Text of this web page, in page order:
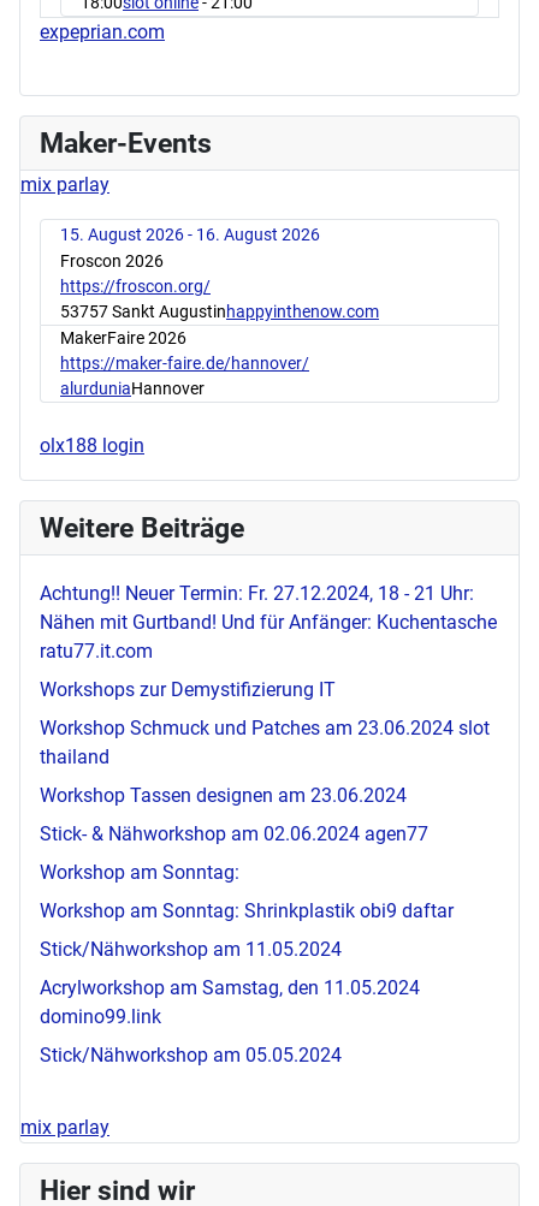
expeprian.com
Maker-Events
mix parlay
15. August 2026 - 16. August 2026
Froscon 2026
https://froscon.org/
53757 Sankt Augustinhappyinthenow.com
MakerFaire 2026
https://maker-faire.de/hannover/
alurduniaHannover
olx188 login
Weitere Beiträge
Achtung!! Neuer Termin: Fr. 27.12.2024, 18 - 21 Uhr:
Nähen mit Gurtband! Und für Anfänger: Kuchentasche
ratu77.it.com
Workshops zur Demystifizierung IT
Workshop Schmuck und Patches am 23.06.2024 slot
thailand
Workshop Tassen designen am 23.06.2024
Stick- & Nähworkshop am 02.06.2024 agen77
Workshop am Sonntag:
Workshop am Sonntag: Shrinkplastik obi9 daftar
Stick/Nähworkshop am 11.05.2024
Acrylworkshop am Samstag, den 11.05.2024
domino99.link
Stick/Nähworkshop am 05.05.2024
mix parlay
Hier sind wir